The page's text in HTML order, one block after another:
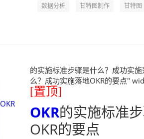
数据分析 甘特图制作 甘特图
OKR
的实施标准步骤是什么？成功实
么？成功实施落地OKR的要点"
[置顶]
OKR的实施标准
OKR的要点